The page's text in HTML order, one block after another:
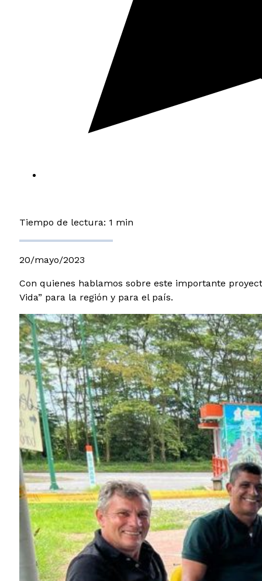
Tiempo de lectura: 1 min
20/mayo/2023
Con quienes hablamos sobre este importante
Vida” para la región y para el país.